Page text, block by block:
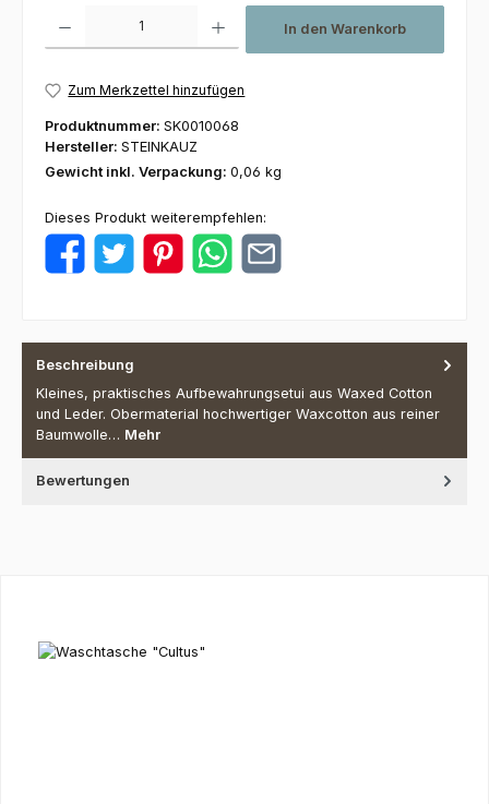
In den Warenkorb
Zum Merkzettel hinzufügen
Produktnummer: SK0010068
Hersteller: STEINKAUZ
Gewicht inkl. Verpackung: 0,06 kg
Dieses Produkt weiterempfehlen:
Beschreibung
Kleines, praktisches Aufbewahrungsetui aus Waxed Cotton
und Leder. Obermaterial hochwertiger Waxcotton aus reiner
Baumwolle… Mehr
Bewertungen